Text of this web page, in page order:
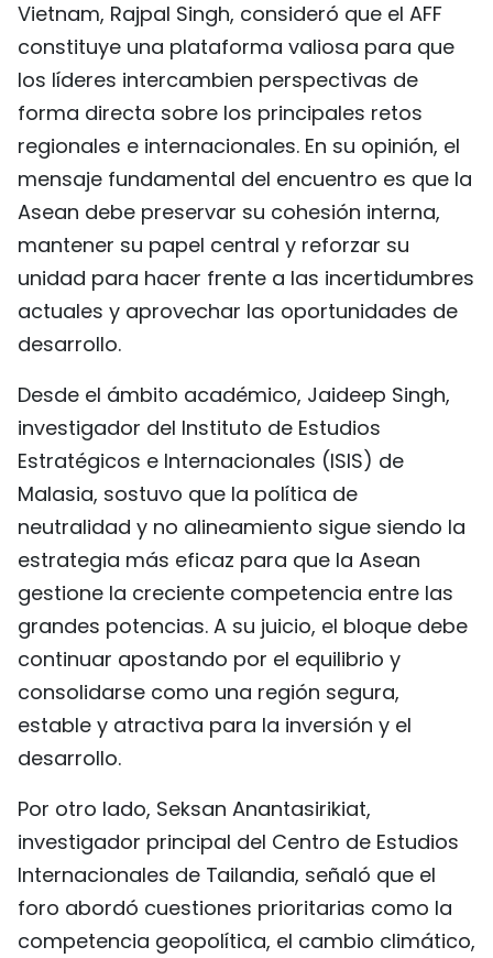
Vietnam, Rajpal Singh, consideró que el AFF
constituye una plataforma valiosa para que
los líderes intercambien perspectivas de
forma directa sobre los principales retos
regionales e internacionales. En su opinión, el
mensaje fundamental del encuentro es que la
Asean debe preservar su cohesión interna,
mantener su papel central y reforzar su
unidad para hacer frente a las incertidumbres
actuales y aprovechar las oportunidades de
desarrollo.
Desde el ámbito académico, Jaideep Singh,
investigador del Instituto de Estudios
Estratégicos e Internacionales (ISIS) de
Malasia, sostuvo que la política de
neutralidad y no alineamiento sigue siendo la
estrategia más eficaz para que la Asean
gestione la creciente competencia entre las
grandes potencias. A su juicio, el bloque debe
continuar apostando por el equilibrio y
consolidarse como una región segura,
estable y atractiva para la inversión y el
desarrollo.
Por otro lado, Seksan Anantasirikiat,
investigador principal del Centro de Estudios
Internacionales de Tailandia, señaló que el
foro abordó cuestiones prioritarias como la
competencia geopolítica, el cambio climático,